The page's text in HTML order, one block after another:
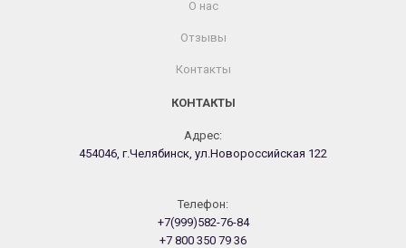
О нас
Отзывы
Контакты
КОНТАКТЫ
Адрес:
454046, г.Челябинск, ул.Новороссийская 122
Телефон:
+7(999)582-76-84
+7 800 350 79 36